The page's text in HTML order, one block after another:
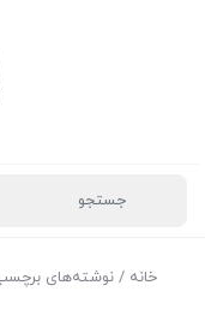
خانه / نوشته‌های